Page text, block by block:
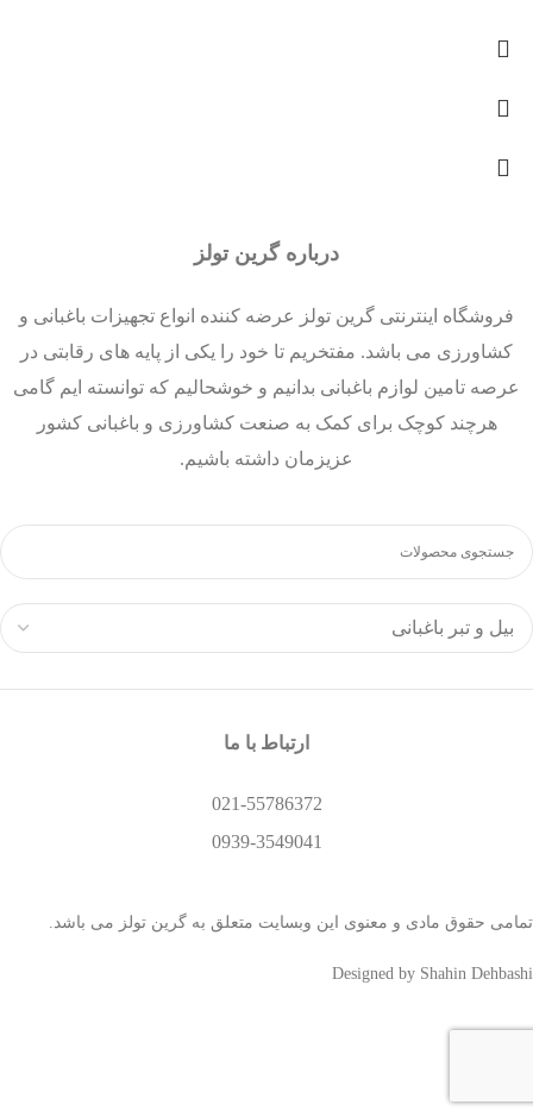
درباره گرین تولز
فروشگاه اینترنتی گرین تولز عرضه کننده انواع تجهیزات باغبانی و
کشاورزی می باشد. مفتخریم تا خود را یکی از پایه های رقابتی در
عرصه تامین لوازم باغبانی بدانیم و خوشحالیم که توانسته ایم گامی
هرچند کوچک برای کمک به صنعت کشاورزی و باغبانی کشور
عزیزمان داشته باشیم.
ارتباط با ما
021-55786372
0939-3549041
تمامی حقوق مادی و معنوی این وبسایت متعلق به گرین تولز می باشد.
Designed by Shahin Dehbashi